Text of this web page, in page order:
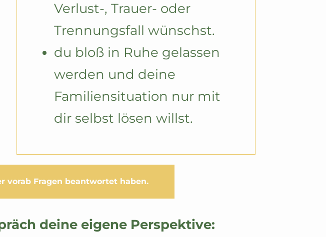
Verlust-, Trauer- oder
Trennungsfall wünschst.
du bloß in Ruhe gelassen
werden und deine
Familiensituation nur mit
dir selbst lösen willst.
vorab Fragen beantwortet haben.
deine eigene Perspektive: